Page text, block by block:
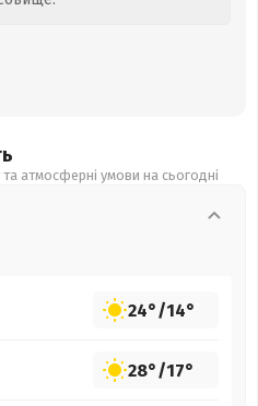
атмосферні умови на сьогодні
24°/14°
28°/17°